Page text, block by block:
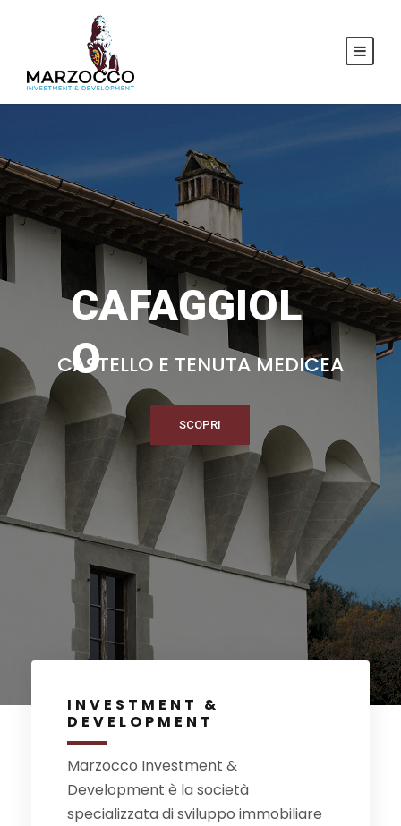
CASTELLO E TENUTA MEDICEA
SCOPRI
CAFAGGIOL
O
INVESTMENT &
DEVELOPMENT
Marzocco Investment &
Development è la società
specializzata di sviluppo immobiliare